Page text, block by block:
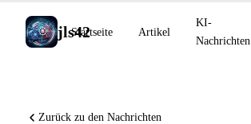
jls42
Startseite Artikel
KI-
Nachrichten
Zurück zu den Nachrichten